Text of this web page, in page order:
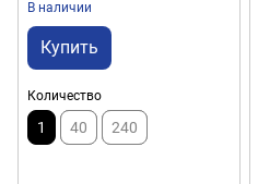
В наличии
Купить
Количество
1 40 240